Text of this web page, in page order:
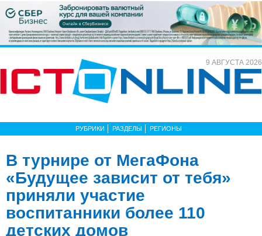
9 АВГУСТА 2026
РУБРИКИ РАЗДЕЛЫ РЕГИОНЫ
В турнире от МегаФона
«Будущее зависит от тебя»
приняли участие
воспитанники более 110
детских домов